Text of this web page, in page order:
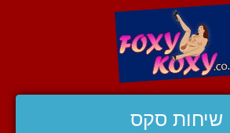
שיחות סקס